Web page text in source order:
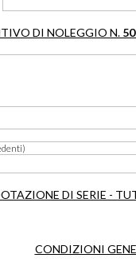
DI NOLEGGIO N.
DI SERIE -
CONDIZIONI